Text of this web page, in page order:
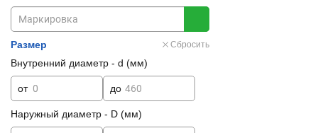
Размер Сбросить
Внутренний диаметр - d (мм)
от до
Наружный диаметр - D (мм)